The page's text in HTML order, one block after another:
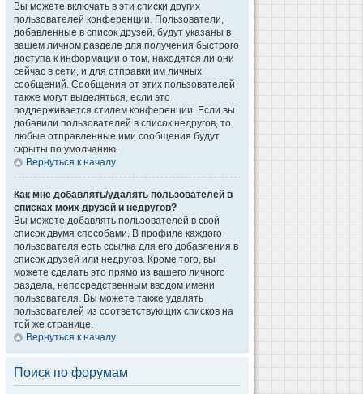
Вы можете включать в эти списки других
пользователей конференции. Пользователи,
добавленные в список друзей, будут указаны в
вашем личном разделе для получения быстрого
доступа к информации о том, находятся ли они
сейчас в сети, и для отправки им личных
сообщений. Сообщения от этих пользователей
также могут выделяться, если это
поддерживается стилем конференции. Если вы
добавили пользователей в список недругов, то
любые отправленные ими сообщения будут
скрыты по умолчанию.
Вернуться к началу
Как мне добавлять/удалять пользователей в
списках моих друзей и недругов?
Вы можете добавлять пользователей в свой
список двумя способами. В профиле каждого
пользователя есть ссылка для его добавления в
список друзей или недругов. Кроме того, вы
можете сделать это прямо из вашего личного
раздела, непосредственным вводом имени
пользователя. Вы можете также удалять
пользователей из соответствующих списков на
той же странице.
Вернуться к началу
Поиск по форумам